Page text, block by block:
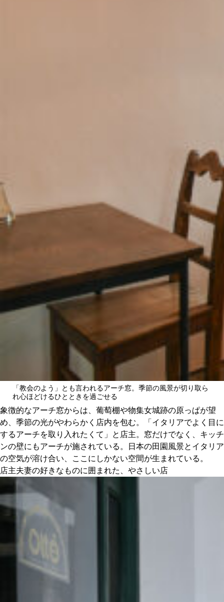
「教会のよう」とも言われるアーチ窓。季節の風景が切り取ら
れ心ほどけるひとときを過ごせる
象徴的なアーチ窓からは、葡萄棚や物集女城跡の原っぱが望
め、季節の光がやわらかく店内を包む。「イタリアでよく目に
するアーチを取り入れたくて」と店主。窓だけでなく、キッチ
ンの壁にもアーチが施されている。日本の田園風景とイタリア
の空気が溶け合い、ここにしかない空間が生まれている。
店主夫妻の好きなものに囲まれた、やさしい店